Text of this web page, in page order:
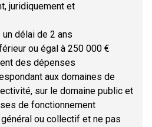
juridiquement et
délai de 2 ans
ou égal à 250 000 €
des dépenses
aux domaines de
sur le domaine public et
de fonctionnement
général ou collectif et ne pas